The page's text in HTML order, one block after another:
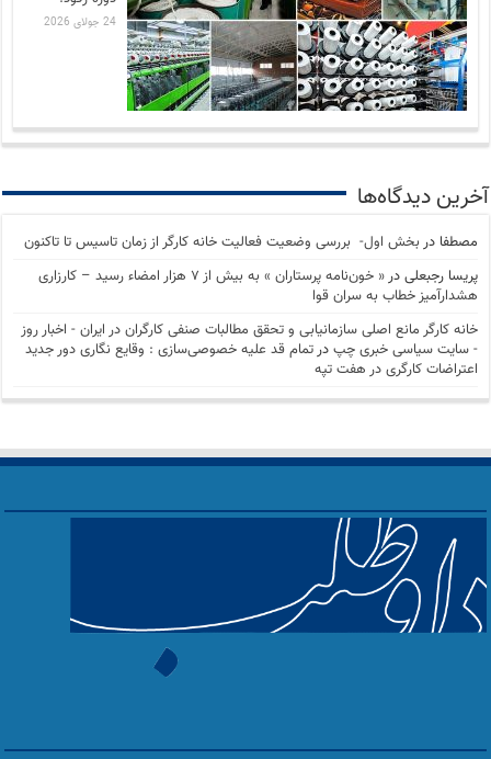
24 جولای 2026
آخرین دیدگاه‌ها
مصطفا در بخش اول- بررسی وضعیت فعالیت خانه کارگر از زمان تاسیس تا تاکنون
پریسا رجبعلی در
« خون‌نامه پرستاران » به بیش از ۷ هزار امضاء رسید – کارزاری
هشدارآمیز خطاب به سران قوا
خانه کارگر مانع اصلی سازمانیابی و تحقق مطالبات صنفی کارگران در ایران - اخبار روز
- سايت سياسی خبری چپ درتمام قد علیه خصوصی‌سازی : وقایع نگاری دور جدید
اعتراضات کارگری در هفت تپه